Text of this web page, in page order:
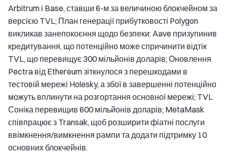
Arbitrum і Base, ставши 6-м за величиною блокчейном за
версією TVL; План генерації прибутковості Polygon
викликав занепокоєння щодо безпеки: Aave призупинив
кредитування, що потенційно може спричинити відтік
TVL, що перевищує 300 мільйонів доларів; Оновлення
Pectra від Ethereum зіткнулося з перешкодами в
тестовій мережі Holesky, а збої в завершенні потенційно
можуть вплинути на розгортання основної мережі; TVL
Соніка перевищив 600 мільйонів доларів; MetaMask
співпрацює з Transak, щоб розширити фіатні послуги
ввімкнення/вимкнення рампи та додати підтримку 10
основних блокчейнів.